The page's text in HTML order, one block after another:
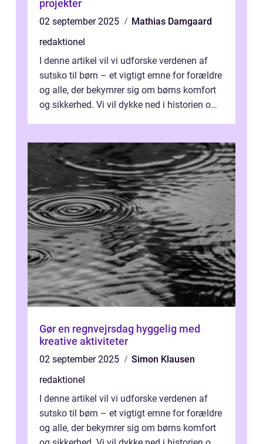
projekter
02 september 2025
Mathias Damgaard
redaktionel
I denne artikel vil vi udforske verdenen af
sutsko til børn – et vigtigt emne for forældre
og alle, der bekymrer sig om børns komfort
og sikkerhed. Vi vil dykke ned i historien om,
Gør en regnvejrsdag hyggelig med
kreative aktiviteter
02 september 2025
Simon Klausen
redaktionel
I denne artikel vil vi udforske verdenen af
sutsko til børn – et vigtigt emne for forældre
og alle, der bekymrer sig om børns komfort